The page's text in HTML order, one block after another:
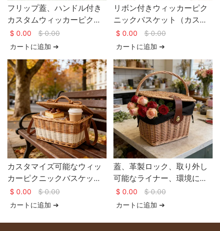
フリップ蓋、ハンドル付き
カスタムウィッカーピクニ
ックバスケット内部レイア
ウトオプション
$ 0.00 $0.00
カートに追加 ➔
リボン付きウィッカーピク
ニックバスケット（カスタ
マイズ可能）サイズとカラ
ーもお選びいただけます
$ 0.00 $0.00
カートに追加 ➔
カスタマイズ可能なウィッ
カーピクニックバスケッ
ト。多シーンで使える環境
に優しいスタイリッシュな
デザイン。
$ 0.00 $0.00
カートに追加 ➔
蓋、革製ロック、取り外し
可能なライナー、環境に優
しいデザインを備えた特注
籐製ピクニックバスケット
$ 0.00 $0.00
カートに追加 ➔